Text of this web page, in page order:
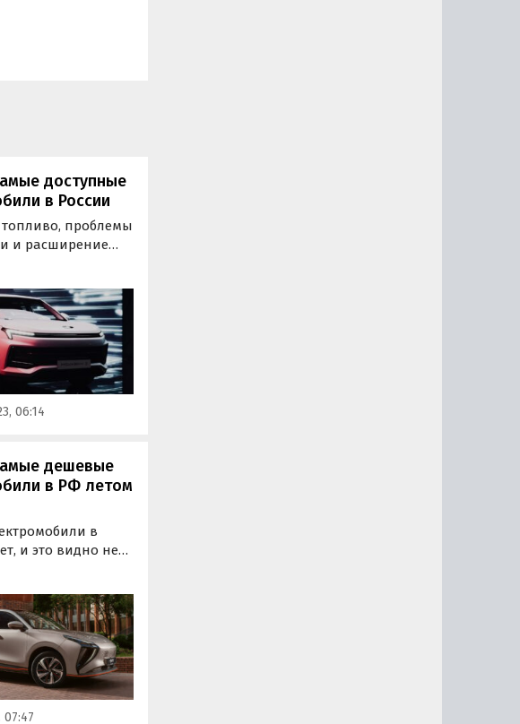
доступные
в России
топливо, проблемы
и расширение
тому, что
расти.
06:14
дешевые
в РФ летом
в
и это видно не
новинок, делающих
еще шире и